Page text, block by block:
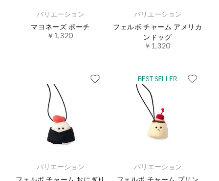
バリエーション
マヨネーズ ポーチ
￥1,320
バリエーション
フェルボ チャーム アメリカ
ンドッグ
￥1,320
バリエーション
バリエーション